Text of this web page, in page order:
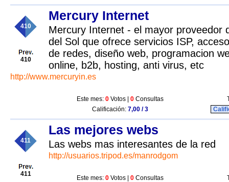
410
410
Mercury Internet
Mercury Internet - el mayor proveedor
del Sol que ofrece servicios ISP,
de redes, diseño web, programacion
online, b2b, hosting, anti virus, etc
http://www.mercuryin.es
Este mes: 0 Votos | 0 Consultas
Calificación: 7,00 / 3
411
411
Las mejores webs
Las webs mas interesantes de la red
http://usuarios.tripod.es/manrodgom
Este mes: 0 Votos | 0 Consultas